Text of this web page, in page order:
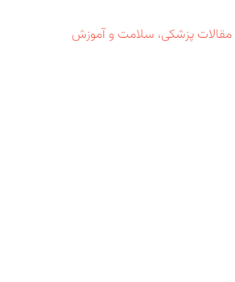
مقالات پزشکی، سلامت و آموزش